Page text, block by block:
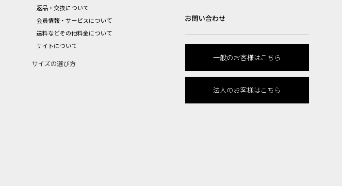
返品・交換について
会員情報・サービスについて
送料などその他料金について
サイトについて
サイズの選び方
お問い合わせ
一般のお客様はこちら
法人のお客様はこちら